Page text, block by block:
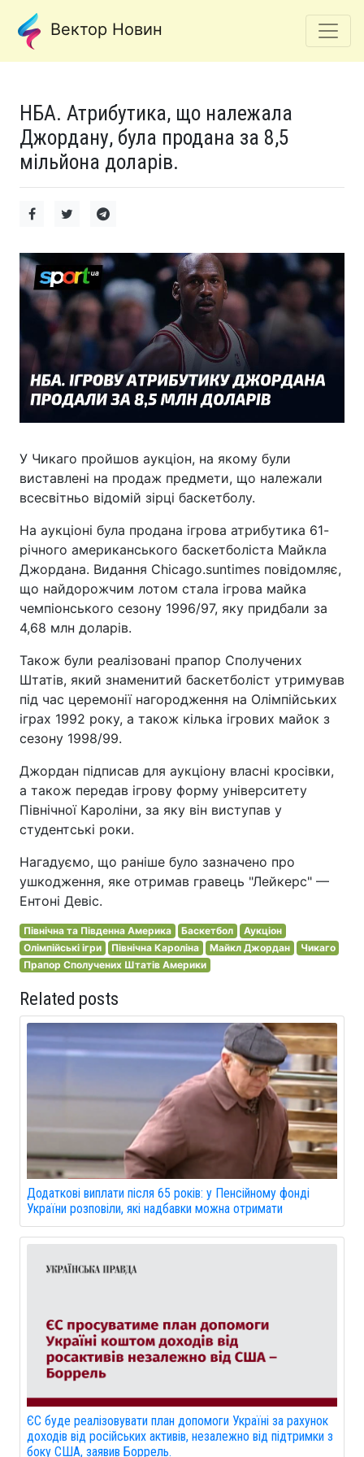
Вектор Новин
НБА. Атрибутика, що належала
Джордану, була продана за 8,5
мільйона доларів.
У Чикаго пройшов аукціон, на якому були
виставлені на продаж предмети, що належали
всесвітньо відомій зірці баскетболу.
На аукціоні була продана ігрова атрибутика 61-
річного американського баскетболіста Майкла
Джордана. Видання Chicago.suntimes повідомляє,
що найдорожчим лотом стала ігрова майка
чемпіонського сезону 1996/97, яку придбали за
4,68 млн доларів.
Також були реалізовані прапор Сполучених
Штатів, який знаменитий баскетболіст утримував
під час церемонії нагородження на Олімпійських
іграх 1992 року, а також кілька ігрових майок з
сезону 1998/99.
Джордан підписав для аукціону власні кросівки,
а також передав ігрову форму університету
Північної Кароліни, за яку він виступав у
студентські роки.
Нагадуємо, що раніше було зазначено про
ушкодження, яке отримав гравець "Лейкерс" —
Ентоні Девіс.
Північна та Південна Америка Баскетбол
Аукціон
Олімпійські ігри
Північна Кароліна Майкл Джордан
Чикаго
Прапор Сполучених Штатів Америки
Related posts
Додаткові виплати після 65 років: у Пенсійному фонді
України розповіли, які надбавки можна отримати
ЄС буде реалізовувати план допомоги Україні за рахунок
доходів від російських активів, незалежно від підтримки з
боку США, заявив Боррель.